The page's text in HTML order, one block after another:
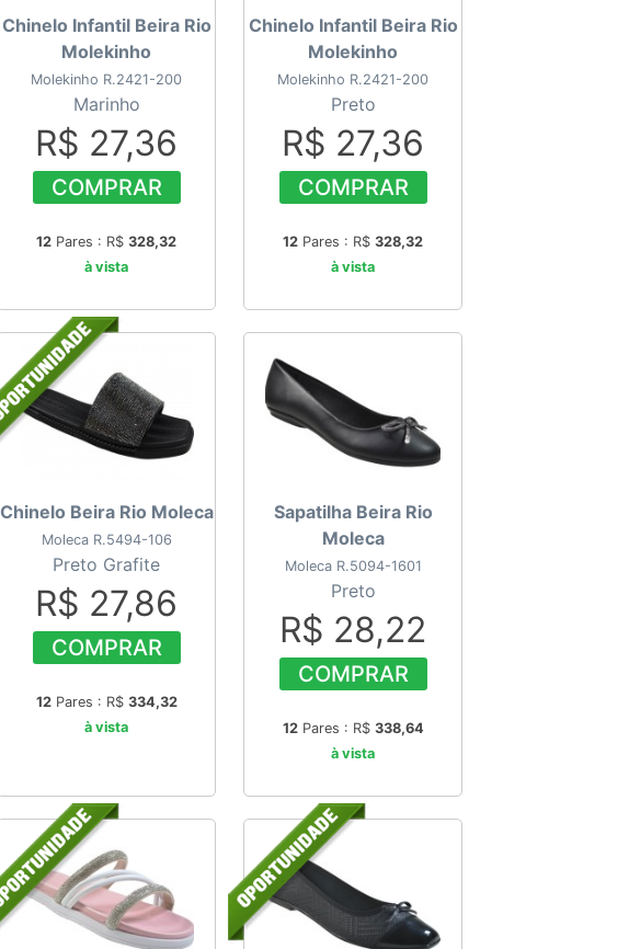
Chinelo Infantil Beira Rio
Molekinho
Molekinho R.2421-200
Marinho
R$ 27,36
COMPRAR
12 Pares : R$ 328,32
à vista
Chinelo Infantil Beira Rio
Molekinho
Molekinho R.2421-200
Preto
R$ 27,36
COMPRAR
12 Pares : R$ 328,32
à vista
Chinelo Beira Rio Moleca
Moleca R.5494-106
Preto Grafite
R$ 27,86
COMPRAR
12Pares : R$ 334,32
à vista
Sapatilha Beira Rio
Moleca
Moleca R.5094-1601
Preto
R$ 28,22
COMPRAR
12Pares : R$ 338,64
à vista